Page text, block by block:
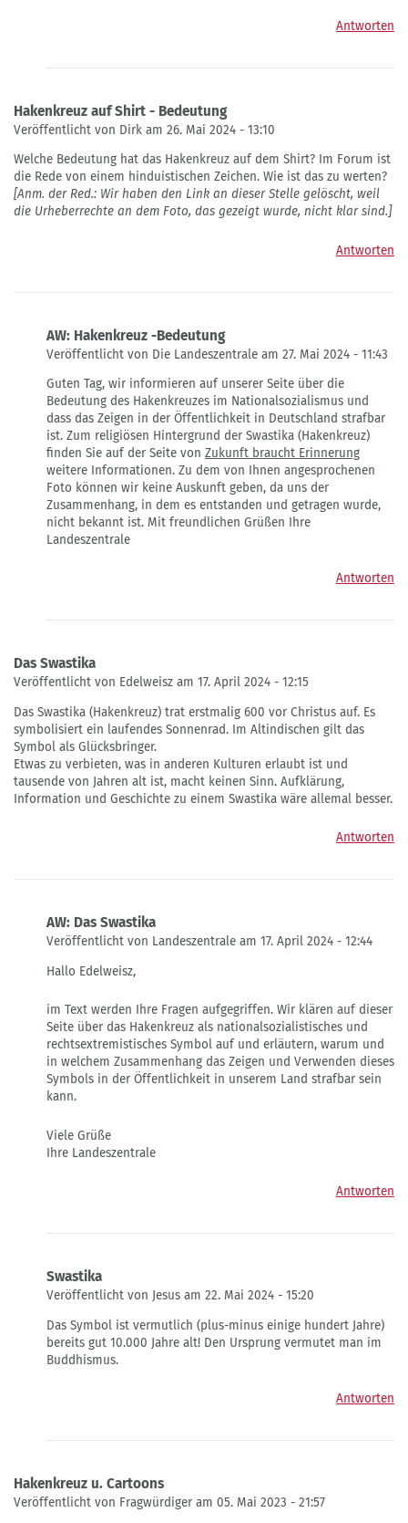
Antworten
Hakenkreuz auf Shirt - Bedeutung
Veröffentlicht von Dirk am 26. Mai 2024 - 13:10
Welche Bedeutung hat das Hakenkreuz auf dem Shirt? Im Forum ist
die Rede von einem hinduistischen Zeichen. Wie ist das zu werten?
[Anm. der Red.: Wir haben den Link an dieser Stelle gelöscht, weil
die Urheberrechte an dem Foto, das gezeigt wurde, nicht klar sind.]
Antworten
AW: Hakenkreuz -Bedeutung
Veröffentlicht von Die Landeszentrale am 27. Mai 2024 - 11:43
auf
Hakenkreuz
auf
Shirt
-
Bedeutung
von
Dirk
Guten Tag, wir informieren auf unserer Seite über die
Bedeutung des Hakenkreuzes im Nationalsozialismus und
dass das Zeigen in der Öffentlichkeit in Deutschland strafbar
ist. Zum religiösen Hintergrund der Swastika (Hakenkreuz)
finden Sie auf der Seite von Zukunft braucht Erinnerung
weitere Informationen. Zu dem von Ihnen angesprochenen
Foto können wir keine Auskunft geben, da uns der
Zusammenhang, in dem es entstanden und getragen wurde,
nicht bekannt ist. Mit freundlichen Grüßen Ihre
Landeszentrale
Antworten
Das Swastika
Veröffentlicht von Edelweisz am 17. April 2024 - 12:15
Das Swastika (Hakenkreuz) trat erstmalig 600 vor Christus auf. Es
symbolisiert ein laufendes Sonnenrad. Im Altindischen gilt das
Symbol als Glücksbringer.
Etwas zu verbieten, was in anderen Kulturen erlaubt ist und
tausende von Jahren alt ist, macht keinen Sinn. Aufklärung,
Information und Geschichte zu einem Swastika wäre allemal besser.
Antworten
AW: Das Swastika
Veröffentlicht von Landeszentrale am 17. April 2024 - 12:44
auf
Swastika
von
Edelweisz
Hallo Edelweisz,
im Text werden Ihre Fragen aufgegriffen. Wir klären auf dieser
Seite über das Hakenkreuz als nationalsozialistisches und
rechtsextremistisches Symbol auf und erläutern, warum und
in welchem Zusammenhang das Zeigen und Verwenden dieses
Symbols in der Öffentlichkeit in unserem Land strafbar sein
kann.
Viele Grüße
Ihre Landeszentrale
Antworten
Swastika
Veröffentlicht von Jesus am 22. Mai 2024 - 15:20
auf
Das
Swastika
Das Symbol ist vermutlich (plus-minus einige hundert Jahre)
bereits gut 10.000 Jahre alt! Den Ursprung vermutet man im
Buddhismus.
Antworten
Hakenkreuz u. Cartoons
Veröffentlicht von Fragwürdiger am 05. Mai 2023 - 21:57